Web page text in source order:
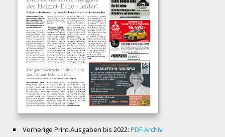
Vorherige Print-Ausgaben bis 2022: PDF-Archiv